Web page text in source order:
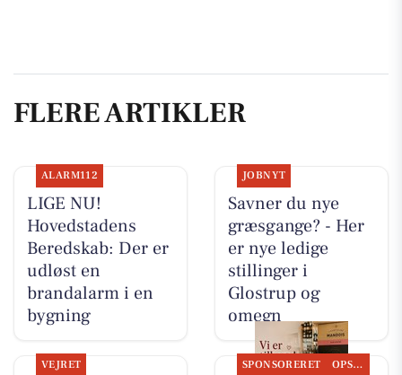
FLERE ARTIKLER
ALARM112
LIGE NU!
Hovedstadens
Beredskab: Der er
udløst en
brandalarm i en
bygning
JOBNYT
Savner du nye
græsgange? - Her
er nye ledige
stillinger i
Glostrup og
omegn
VEJRET SPONSORERET OPSLAGSTAVLEN